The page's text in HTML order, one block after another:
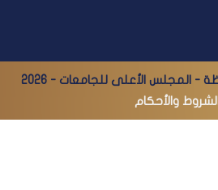
© جميع الحقوق محفوظة - المجلس الأعلى للجامعات - 2026
الشروط والأحكام